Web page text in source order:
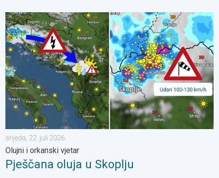
Pješčana oluja u Skoplju. Olujni i orkanski vjetar. . . srijeda, 22.
srijeda, 22. juli 2026.
Olujni i orkanski vjetar
Pješčana oluja u Skoplju